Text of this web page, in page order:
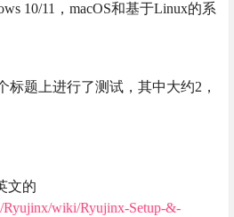
10/11，macOS和基于Linux的系
标题上进行了测试，其中大约2，
文的
Ryujinx/wiki/Ryujinx-Setup-&-